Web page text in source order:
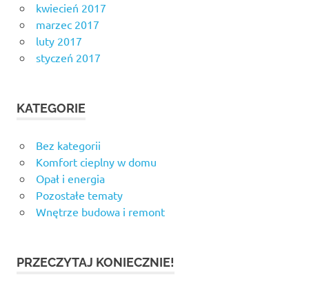
kwiecień 2017
marzec 2017
luty 2017
styczeń 2017
KATEGORIE
Bez kategorii
Komfort cieplny w domu
Opał i energia
Pozostałe tematy
Wnętrze budowa i remont
PRZECZYTAJ KONIECZNIE!